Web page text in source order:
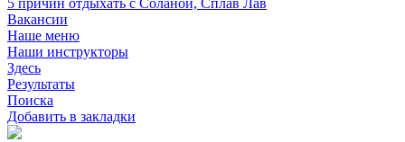
5 причин отдыхать с Соланой, Сплав Лав
Вакансии
Наше меню
Наши инструкторы
Здесь
Результаты
Поиска
Добавить в закладки